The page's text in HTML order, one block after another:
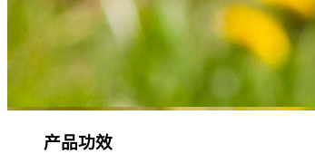
产品功效